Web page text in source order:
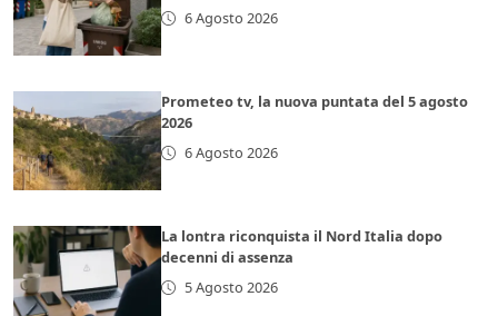
6 Agosto 2026
Prometeo tv, la nuova puntata del 5 agosto
2026
6 Agosto 2026
La lontra riconquista il Nord Italia dopo
decenni di assenza
5 Agosto 2026